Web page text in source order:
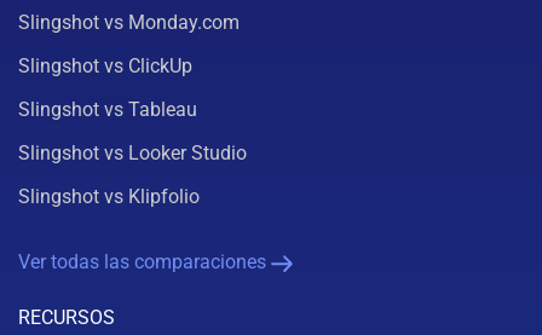
Slingshot vs Monday.com
Slingshot vs ClickUp
Slingshot vs Tableau
Slingshot vs Looker Studio
Slingshot vs Klipfolio
Ver todas las comparaciones
RECURSOS